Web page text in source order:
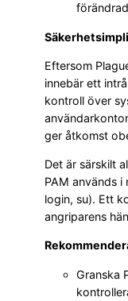
Eftersom
innebär ett
kontroll över
ger åtkomst
Det är särskilt
PAM används i
login, su). Ett
angriparens
Granska